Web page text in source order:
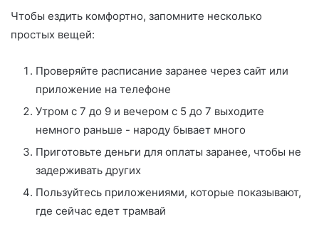
Чтобы ездить комфортно, запомните несколько
простых вещей:
Проверяйте расписание заранее через сайт или
приложение на телефоне
Утром с 7 до 9 и вечером с 5 до 7 выходите
немного раньше - народу бывает много
Приготовьте деньги для оплаты заранее, чтобы не
задерживать других
Пользуйтесь приложениями, которые показывают,
где сейчас едет трамвай